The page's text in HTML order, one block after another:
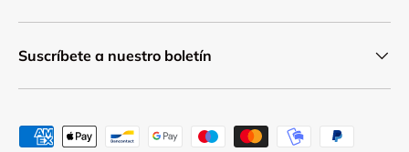
Suscríbete a nuestro boletín
Formas de pago aceptadas